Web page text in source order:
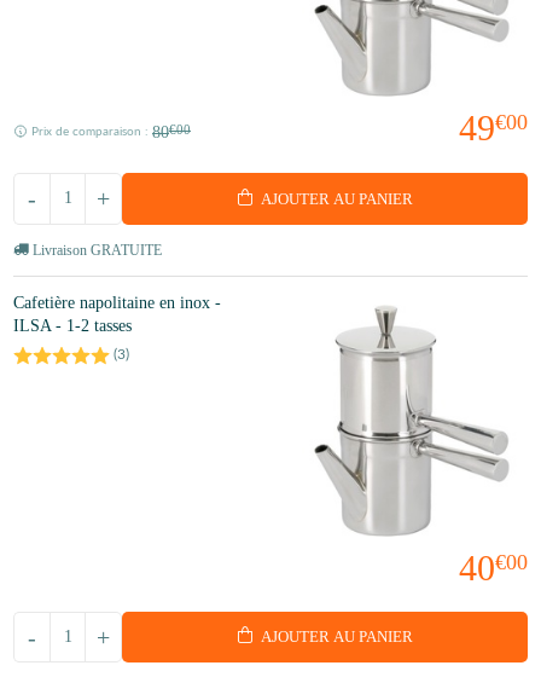
49€00
Prix de comparaison : 80€00
+
- AJOUTER AU PANIER
Livraison GRATUITE
Cafetière napolitaine en inox -
ILSA - 1-2 tasses
(3)
40€00
+
- AJOUTER AU PANIER